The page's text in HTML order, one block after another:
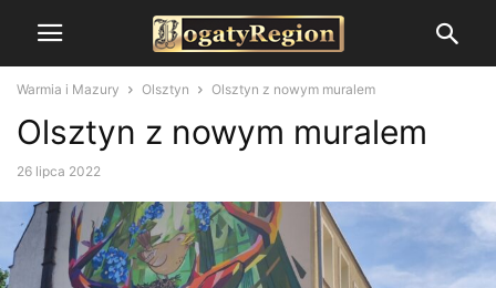
Warmia i Mazury Olsztyn Olsztyn z nowym muralem
Olsztyn z nowym muralem
26 lipca 2022